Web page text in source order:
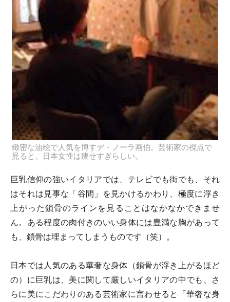
緻密な油絵で人気を博すデ・ノーラ画伯。芸術家の視点で
見ると、日本女性は痩せすぎらしい。
巨乳信仰の強いイタリアでは、テレビでも街でも、それ
はそれは見事な「谷間」を見かけるかわり、極度に浮き
上がった鎖骨のラインを見ることはなかなかできませ
ん。ある程度の肉付きのいい身体には豊満な胸があって
も、鎖骨は埋まってしまうものです（笑）。
日本では人気のある華奢な身体（鎖骨が浮き上がるほど
の）に巨乳は、美に関して厳しいイタリアの中でも、さ
らに美にこだわりのある芸術家に言わせると「華奢な身